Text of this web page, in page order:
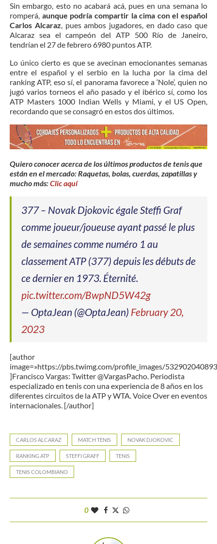
Sin embargo, esto no acabará acá, pues en una semana lo
romperá, aunque podría compartir la cima con el español
Carlos Alcaraz , pues ambos jugadores, en dado caso que
Alcaraz sea el campeón del ATP 500 Río de Janeiro,
tendrían el 27 de febrero 6980 puntos ATP.
Lo único cierto es que se avecinan emocionantes semanas
entre el español y el serbio en la lucha por la cima del
ranking ATP, eso sí, el panorama favorece a ‘Nole’, quien no
jugó varios torneos el año pasado y el ibérico sí, como los
ATP Masters 1000 Indian Wells y Miami, y el US Open,
recordando que se consagró en estos dos últimos.
Quiero conocer acerca de los últimos productos de tenis que
están en el mercado: Raquetas, bolas, cuerdas, zapatillas y
mucho más:Clic aquí
377 – Novak Djokovic égale Steffi Graf
comme joueur/joueuse ayant passé le plus
de semaines comme numéro 1 au
classement ATP (377) depuis les débuts de
ce dernier en 1973. Éternité.
pic.twitter.com/BwpND5W42g
— OptaJean (@OptaJean) February 20,
2023
[author
image=»https://pbs.twimg.com/profile_images/
]Francisco Vargas: Twitter @VargasPacho. Periodista
especializado en tenis con una experiencia de 8 años en los
diferentes circuitos de la ATP y WTA. Voice Over en eventos
internacionales. [/author]
CARLOS ALCARAZ MATCH TENIS NOVAK DJOKOVIC
RANKING ATP STEFFI GRAFF TENIS
TENIS COLOMBIANO
0